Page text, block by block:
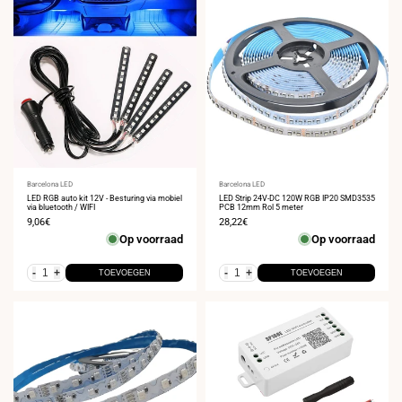
Leverancier:
Barcelona LED
LED RGB auto kit 12V - Besturing via mobiel
via bluetooth / WIFI
Verkoopprijs
9,06€
Op voorraad
- + TOEVOEGEN
Leverancier:
Barcelona LED
LED Strip 24V-DC 120W RGB IP20 SMD3535
PCB 12mm Rol 5 meter
Verkoopprijs
28,22€
Op voorraad
- + TOEVOEGEN